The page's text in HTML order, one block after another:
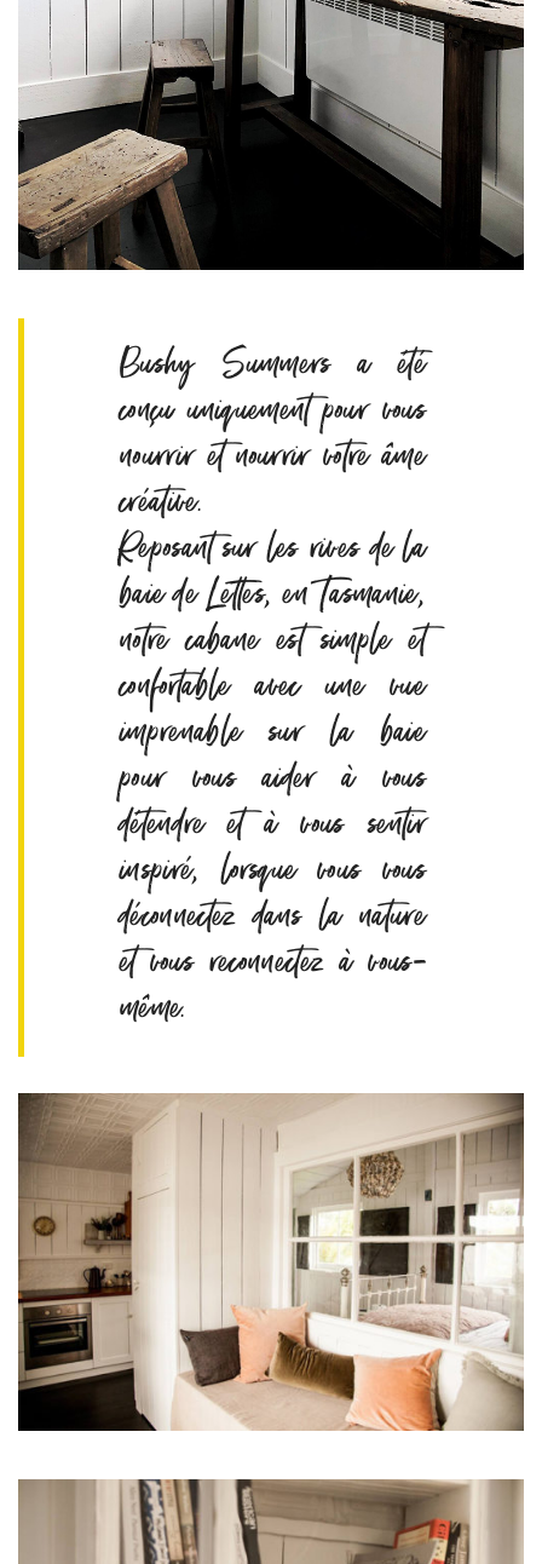
Bushy Summers a été
conçu uniquement pour vous
nourrir et nourrir votre âme
créative.
Reposant sur les rives de la
baie de Lettes, en Tasmanie,
notre cabane est simple et
confortable avec une vue
imprenable sur la baie
pour vous aider à vous
détendre et à vous sentir
inspiré, lorsque vous vous
déconnectez dans la nature
et vous reconnectez à vous-
même.